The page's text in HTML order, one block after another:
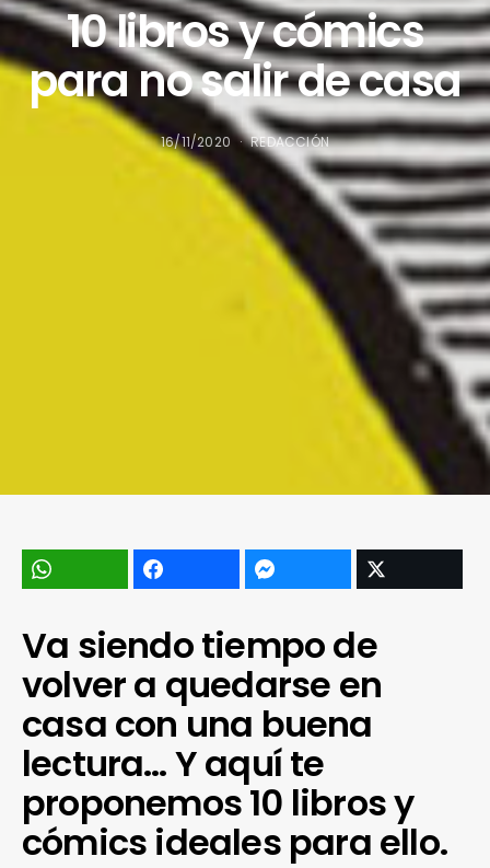
10 libros y cómics
para no salir de casa
16/11/2020 REDACCIÓN
Va siendo tiempo de
volver a quedarse en
casa con una buena
lectura… Y aquí te
proponemos 10 libros y
cómics ideales para ello.